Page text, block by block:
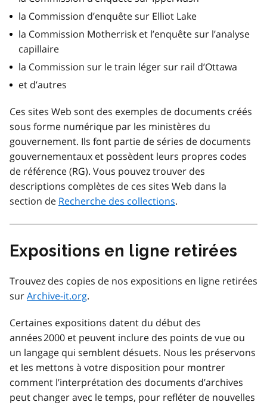
la Commission d’enquête sur Elliot Lake
la Commission Motherrisk et l’enquête sur l’analyse
capillaire
la Commission sur le train léger sur rail d’Ottawa
et d’autres
Ces sites Web sont des exemples de documents créés
sous forme numérique par les ministères du
gouvernement. Ils font partie de séries de documents
gouvernementaux et possèdent leurs propres codes
de référence (RG). Vous pouvez trouver des
descriptions complètes de ces sites Web dans la
section de Recherche des collections.
Expositions en ligne retirées
Trouvez des copies de nos expositions en ligne retirées
surArchive-it.org.
Certaines expositions datent du début des
années 2000 et peuvent inclure des points de vue ou
un langage qui semblent désuets. Nous les préservons
et les mettons à votre disposition pour montrer
comment l’interprétation des documents d’archives
peut changer avec le temps, pour refléter de nouvelles